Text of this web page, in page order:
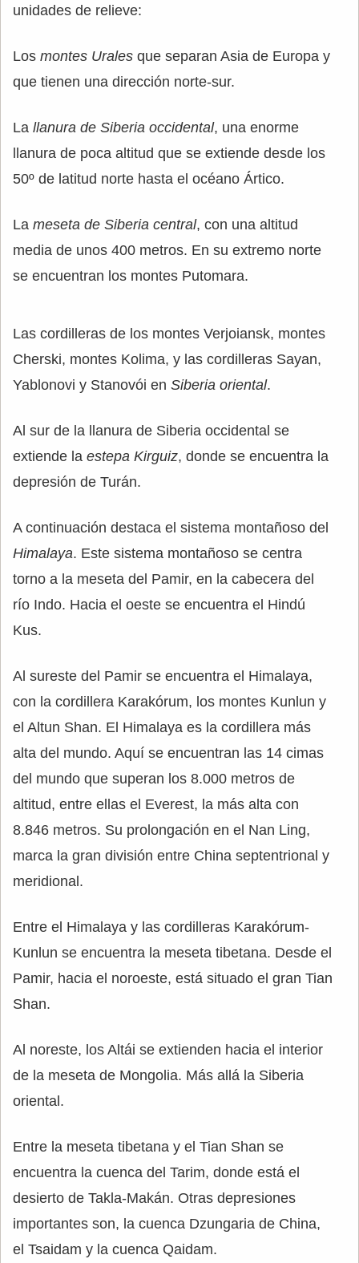
unidades de relieve:
Los montes Urales que separan Asia de Europa y
que tienen una dirección norte-sur.
La llanura de Siberia occidental, una enorme
llanura de poca altitud que se extiende desde los
50º de latitud norte hasta el océano Ártico.
La meseta de Siberia central, con una altitud
media de unos 400 metros. En su extremo norte
se encuentran los montes Putomara.
Las cordilleras de los montes Verjoiansk, montes
Cherski, montes Kolima, y las cordilleras Sayan,
Yablonovi y Stanovói en Siberia oriental.
Al sur de la llanura de Siberia occidental se
extiende la estepa Kirguiz, donde se encuentra la
depresión de Turán.
A continuación destaca el sistema montañoso del
Himalaya. Este sistema montañoso se centra
torno a la meseta del Pamir, en la cabecera del
río Indo. Hacia el oeste se encuentra el Hindú
Kus.
Al sureste del Pamir se encuentra el Himalaya,
con la cordillera Karakórum, los montes Kunlun y
el Altun Shan. El Himalaya es la cordillera más
alta del mundo. Aquí se encuentran las 14 cimas
del mundo que superan los 8.000 metros de
altitud, entre ellas el Everest, la más alta con
8.846 metros. Su prolongación en el Nan Ling,
marca la gran división entre China septentrional y
meridional.
Entre el Himalaya y las cordilleras Karakórum-
Kunlun se encuentra la meseta tibetana. Desde el
Pamir, hacia el noroeste, está situado el gran Tian
Shan.
Al noreste, los Altái se extienden hacia el interior
de la meseta de Mongolia. Más allá la Siberia
oriental.
Entre la meseta tibetana y el Tian Shan se
encuentra la cuenca del Tarim, donde está el
desierto de Takla-Makán. Otras depresiones
importantes son, la cuenca Dzungaria de China,
el Tsaidam y la cuenca Qaidam.